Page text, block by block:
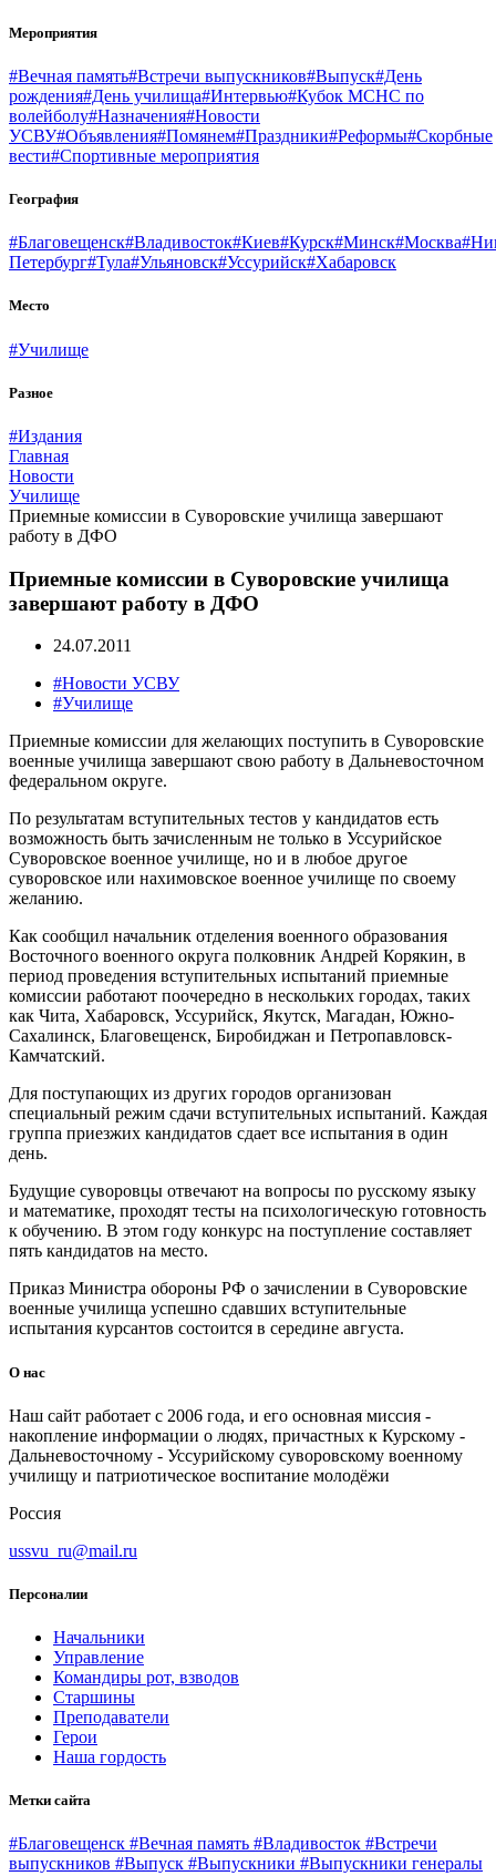
Мероприятия
#Вечная память#Встречи выпускников#Выпуск#День
рождения#День училища#Интервью#Кубок МСНС по
волейболу#Назначения#Новости
УСВУ#Объявления#Помянем#Праздники#Реформы#Скорбные
вести#Спортивные мероприятия
География
#Благовещенск#Владивосток#Киев#Курск#Минск#Москва
Петербург#Тула#Ульяновск#Уссурийск#Хабаровск
Место
#Училище
Разное
#Издания
Главная
Новости
Училище
Приемные комиссии в Суворовские училища завершают
работу в ДФО
Приемные комиссии в Суворовские училища
завершают работу в ДФО
24.07.2011
#Новости УСВУ
#Училище
Приемные комиссии для желающих поступить в Суворовские
военные училища завершают свою работу в Дальневосточном
федеральном округе.
По результатам вступительных тестов у кандидатов есть
возможность быть зачисленным не только в Уссурийское
Суворовское военное училище, но и в любое другое
суворовское или нахимовское военное училище по своему
желанию.
Как сообщил начальник отделения военного образования
Восточного военного округа полковник Андрей Корякин, в
период проведения вступительных испытаний приемные
комиссии работают поочередно в нескольких городах, таких
как Чита, Хабаровск, Уссурийск, Якутск, Магадан, Южно-
Сахалинск, Благовещенск, Биробиджан и Петропавловск-
Камчатский.
Для поступающих из других городов организован
специальный режим сдачи вступительных испытаний. Каждая
группа приезжих кандидатов сдает все испытания в один
день.
Будущие суворовцы отвечают на вопросы по русскому языку
и математике, проходят тесты на психологическую готовность
к обучению. В этом году конкурс на поступление составляет
пять кандидатов на место.
Приказ Министра обороны РФ о зачислении в Суворовские
военные училища успешно сдавших вступительные
испытания курсантов состоится в середине августа.
О нас
Наш сайт работает с 2006 года, и его основная миссия -
накопление информации о людях, причастных к Курскому -
Дальневосточному - Уссурийскому суворовскому военному
училищу и патриотическое воспитание молодёжи
Россия
ussvu_ru@mail.ru
Персоналии
Начальники
Управление
Командиры рот, взводов
Старшины
Преподаватели
Герои
Наша гордость
Метки сайта
#Благовещенск #Вечная память #Владивосток #Встречи
выпускников #Выпуск #Выпускники #Выпускники генералы